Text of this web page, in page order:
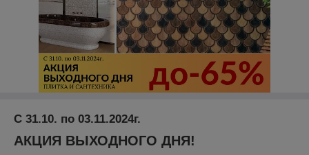
С 31.10. по 03.11.2024г.
АКЦИЯ ВЫХОДНОГО ДНЯ!